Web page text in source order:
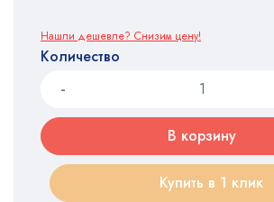
Нашли дешевле? Снизим цену!
Количество
В корзину
Купить в 1 клик